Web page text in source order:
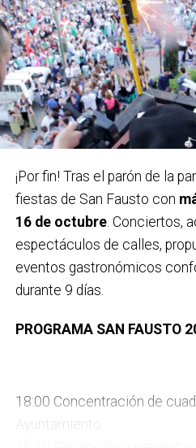
En la categoría senior se
premios:1.500 euros para el
jurado y 300 euros de
Los premios no serán
retención correspondiente del
En esta categoría infantil
Lehen Hezkuntza) y por otro
¡Por fin! Tras el parón de la
fiestas de San Fausto con
16 de octubre. Conciertos,
espectáculos de calles,
eventos gastronómicos
durante 9 días.
PROGRAMA SAN FAUSTO
18:00 Concentración de
Ayuntamiento.